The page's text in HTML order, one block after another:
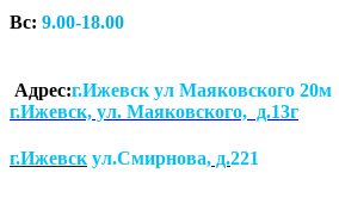
Вс: 9.00-18.00
Адрес:г.Ижевск ул Маяковского 20м
г.Ижевск, ул. Маяковского, д.13г
г.Ижевскул.Смирнова, д.221